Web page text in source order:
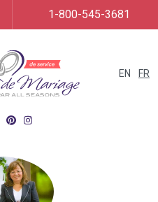
EN FR
1-800-545-3681